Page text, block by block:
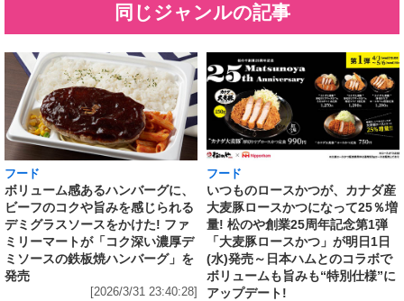
同じジャンルの記事
フード
ボリューム感あるハンバーグに、
ビーフのコクや旨みを感じられる
デミグラスソースをかけた! ファ
ミリーマートが「コク深い濃厚デ
ミソースの鉄板焼ハンバーグ」を
発売
[2026/3/31 23:40:28]
フード
いつものロースかつが、カナダ産
大麦豚ロースかつになって25％増
量! 松のや創業25周年記念第1弾
「大麦豚ロースかつ」が明日1日
(水)発売～日本ハムとのコラボで
ボリュームも旨みも“特別仕様”に
アップデート!